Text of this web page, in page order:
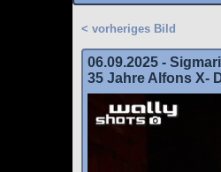
< vorheriges Bild
06.09.2025 -
35 Jahre Alfons X-